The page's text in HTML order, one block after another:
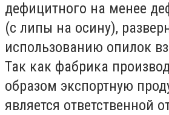
дефицитного на менее
(с липы на осину),
использованию опилок
Так как фабрика
образом экспортную
является ответственной